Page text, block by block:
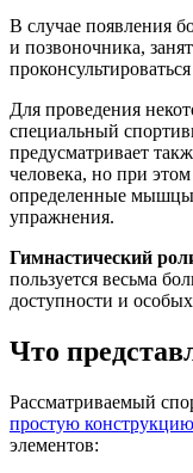
В случае появления
и позвоночника,
Для проведения
специальный
предусматривает
человека, но при
определенные мышцы
упражнения.
Гимнастический
пользуется весьма
доступности и
Что
Рассматриваемый
простую конструкцию
элементов: